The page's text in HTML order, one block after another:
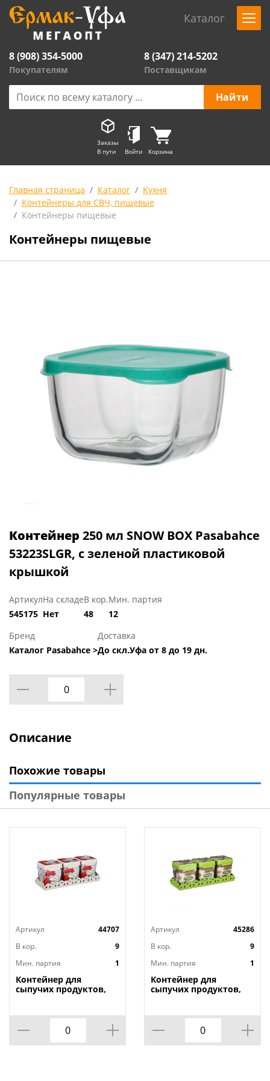
Каталог
8 (908) 354-5000
Покупателям
8 (347) 214-5202
Поставщикам
Заказы
В пути
Войти Корзина
Главная страница Каталог
Кухня
Контейнеры для СВЧ, пищевые
Контейнеры пищевые
Контейнеры пищевые
Контейнер 250 мл SNOW BOX Pasabahce
53223SLGR, с зеленой пластиковой
крышкой
Артикул
545175
На складе
Нет
В кор.
48
Мин. партия
12
Бренд
Каталог Pasabahce >
Доставка
До скл.Уфа от 8 до 19 дн.
Описание
Похожие товары
Популярные товары
Артикул
44707
В кор.
9
Мин. партия
1
Контейнер для
сыпучих продуктов,
Артикул
45286
В кор.
9
Мин. партия
1
Контейнер для
сыпучих продуктов,
1/9